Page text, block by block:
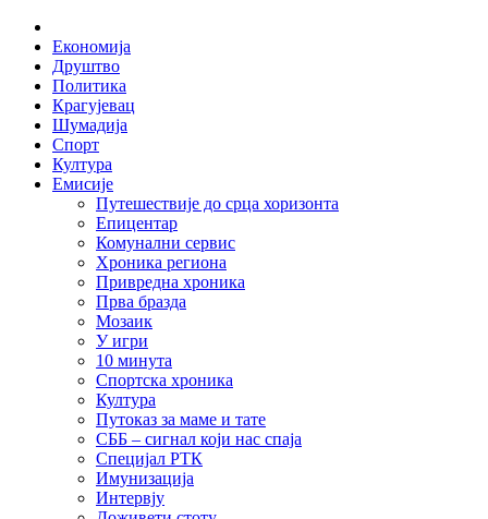
Skip
content
Економија
Друштво
Политика
Крагујевац
Шумадија
Спорт
Култура
Емисије
Путешествије до срца хоризонта
Епицентар
Комунални сервис
Хроника региона
Привредна хроника
Прва бразда
Мозаик
У игри
10 минута
Спортска хроника
Култура
Путоказ за маме и тате
СББ – сигнал који нас спаја
Специјал РТК
Имунизација
Интервју